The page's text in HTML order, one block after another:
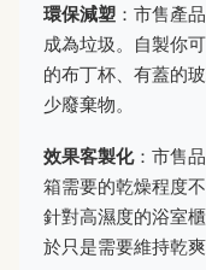
環保減塑 ：市售產
成為垃圾。自製你
的布丁杯、有蓋的
少廢棄物。
效果客製化：市售
箱需要的乾燥程度
針對高濕度的浴室
於只是需要維持乾